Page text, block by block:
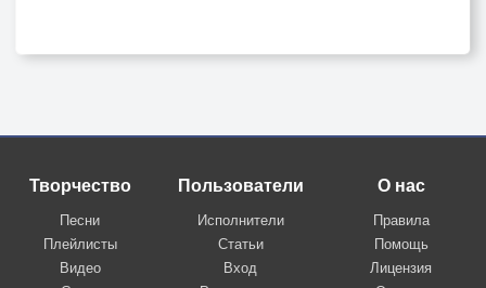
Творчество
Песни
Плейлисты
Видео
Пользователи
Исполнители
Статьи
Вход
О нас
Правила
Помощь
Лицензия